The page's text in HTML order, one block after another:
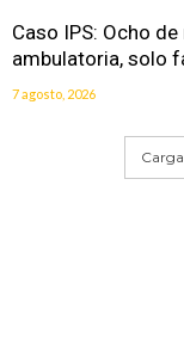
Caso IPS: Ocho
ambulatoria, solo
7 agosto, 2026